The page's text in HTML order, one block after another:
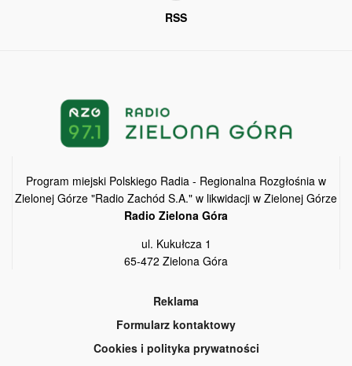
RSS
Program miejski Polskiego Radia - Regionalna Rozgłośnia w
Zielonej Górze "Radio Zachód S.A." w likwidacji w Zielonej Górze
Radio Zielona Góra
ul. Kukułcza 1
65-472 Zielona Góra
Reklama
Formularz kontaktowy
Cookies i polityka prywatności